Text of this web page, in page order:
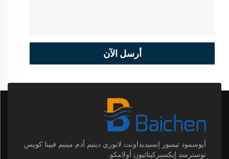
أرسل الآن
أيوسمود تيمبور إنسيديداونت لابوري دينيم أدم مينيم فيينا كويس
نوسترسد إيكسيركيتاتيون أولامكو.